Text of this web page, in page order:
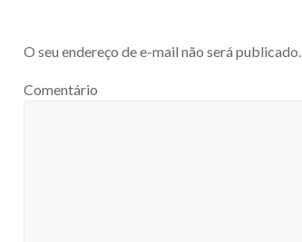
O seu endereço de e-mail não será publicado.
Comentário